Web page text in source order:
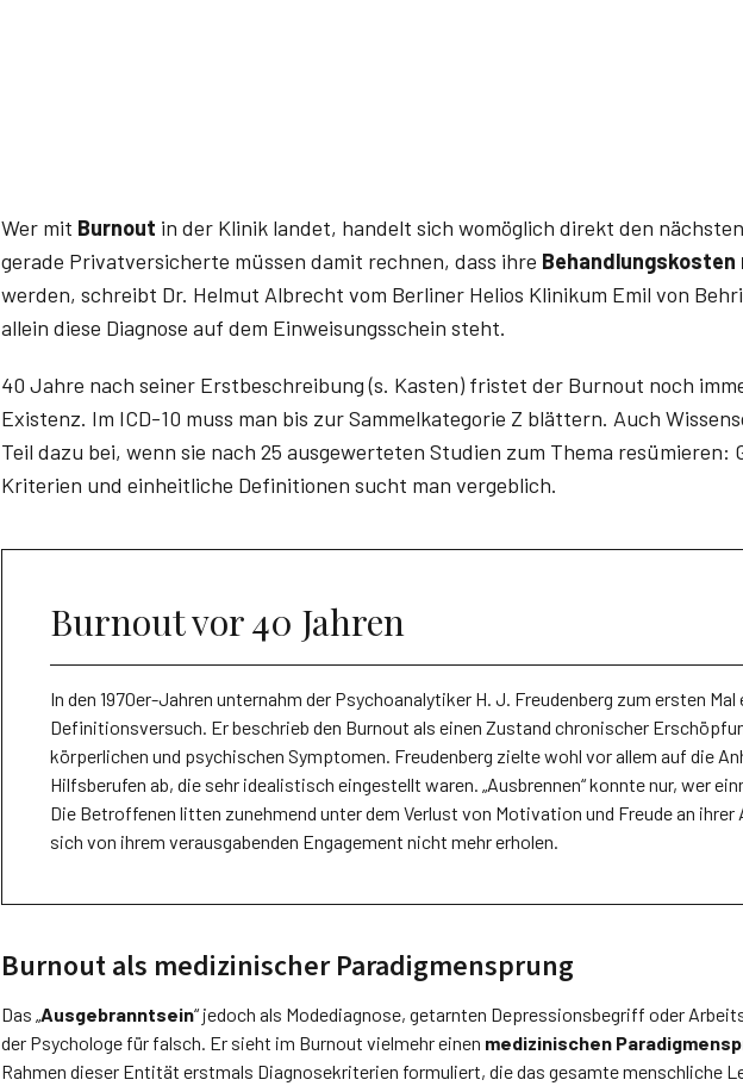
Wer mit Burnout in der Klinik landet, handelt sich womöglich direkt den
gerade Privatversicherte müssen damit rechnen, dass ihre
werden, schreibt Dr. Helmut Albrecht­ vom Berliner Helios Klinikum Emil von
allein diese Diagnose auf dem Einweisungsschein steht.
40 Jahre nach seiner Erstbeschreibung (s. Kasten) fristet der Burnout noch
Exis­tenz. Im ICD-10 muss man bis zur Sammelkategorie Z blättern. Auch
Teil dazu bei, wenn sie nach 25 ausgewerteten Studien zum Thema resümieren:
Kriterien und einheitliche Definitionen sucht man vergeblich.
Burnout vor 40 Jahren
In den 1970er-Jahren unternahm der Psychoanalytiker H. J. Freudenberg zum ersten Mal
Definitionsversuch. Er beschrieb den Burnout als einen Zustand chronischer
körperlichen und psychischen Sym­ptomen. Freudenberg zielte wohl vor allem auf die
Hilfsberufen ab, die sehr idealistisch eingestellt waren. „Ausbrennen“ konnte nur, wer
Die Betroffenen litten zunehmend unter dem Verlust von Motivation und Freude an ihrer
sich von ihrem verausgabenden Engagement nicht mehr erholen.
Burnout als medizinischer Paradigmensprung
Das „ Ausgebranntsein“ jedoch als Modediagnose, getarnten Depressionsbegriff oder
der Psychologe für falsch. Er sieht im Burnout vielmehr einen medizinischen
Rahmen dieser Entität erstmals Dia­gnosekriterien formuliert, die das gesamte menschliche